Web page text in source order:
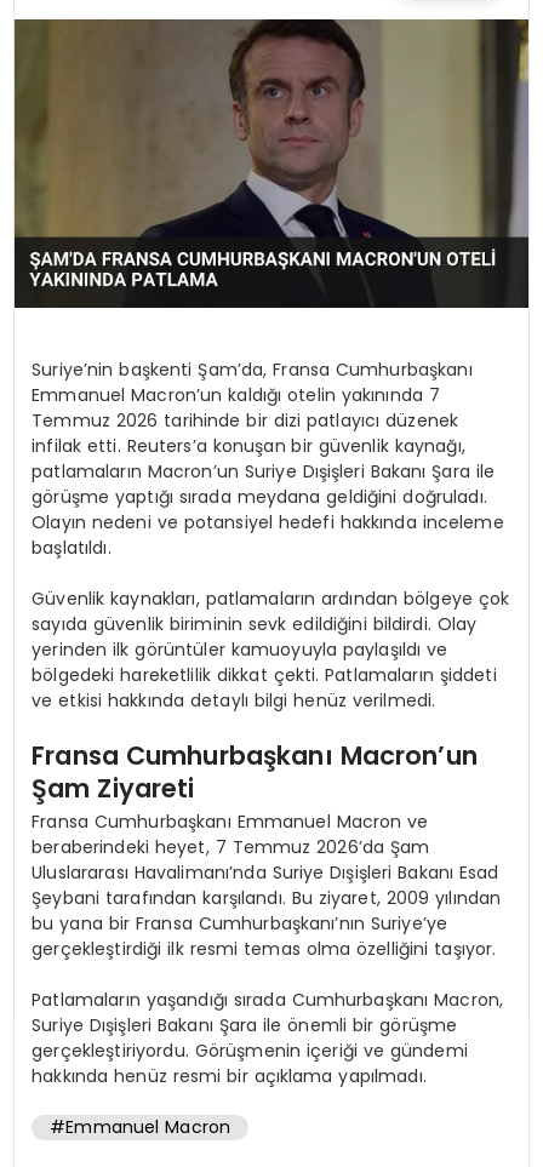
Suriye’nin başkenti Şam’da, Fransa Cumhurbaşkanı
Emmanuel Macron’un kaldığı otelin yakınında 7
Temmuz 2026 tarihinde bir dizi patlayıcı düzenek
infilak etti. Reuters’a konuşan bir güvenlik kaynağı,
patlamaların Macron’un Suriye Dışişleri Bakanı Şara ile
görüşme yaptığı sırada meydana geldiğini doğruladı.
Olayın nedeni ve potansiyel hedefi hakkında inceleme
başlatıldı.
Güvenlik kaynakları, patlamaların ardından bölgeye çok
sayıda güvenlik biriminin sevk edildiğini bildirdi. Olay
yerinden ilk görüntüler kamuoyuyla paylaşıldı ve
bölgedeki hareketlilik dikkat çekti. Patlamaların şiddeti
ve etkisi hakkında detaylı bilgi henüz verilmedi.
Fransa Cumhurbaşkanı Macron’un
Şam Ziyareti
Fransa Cumhurbaşkanı Emmanuel Macron ve
beraberindeki heyet, 7 Temmuz 2026’da Şam
Uluslararası Havalimanı’nda Suriye Dışişleri Bakanı Esad
Şeybani tarafından karşılandı. Bu ziyaret, 2009 yılından
bu yana bir Fransa Cumhurbaşkanı’nın Suriye’ye
gerçekleştirdiği ilk resmi temas olma özelliğini taşıyor.
Patlamaların yaşandığı sırada Cumhurbaşkanı Macron,
Suriye Dışişleri Bakanı Şara ile önemli bir görüşme
gerçekleştiriyordu. Görüşmenin içeriği ve gündemi
hakkında henüz resmi bir açıklama yapılmadı.
#Emmanuel Macron